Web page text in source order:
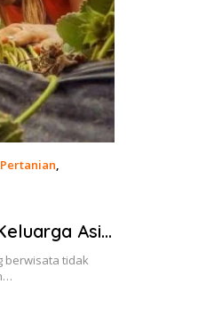
Pertanian,
Asik
berwisata tidak